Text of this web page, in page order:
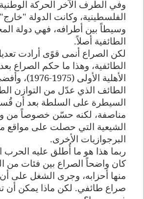
وفي الطرف الآخر الحركة
الفلسطينية، وكانت الدولة
وسيطاً بين أطرافه، فهي دولة
الطائفية أصلاً.
لكن الصراع أنمى قوًى أرادت
الطائفية، وهذا ما حكم الصراع
الأهلية الأولى
الطائف الذي عدّل من التوازن
السيطرة على السلطة بعد أن
مناصفة، لكنه حسّن خصوصاً من
الشيعية التي حصلت على مواقع
البرجوازيات الأخرى.
ربما هذا هو ما أُطلق عليه الحرب
كان واضحاً الصراع بين فئات من
منها أحزابه، وجرى الشغل على
صراع طائفي. لكن ماذا يمكن